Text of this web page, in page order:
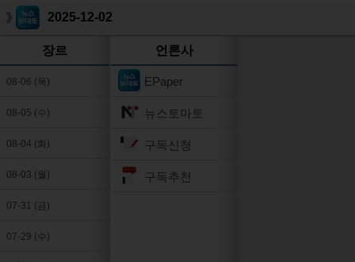
2025-12-02
장르
08-06 (목)
08-05 (수)
08-04 (화)
08-03 (월)
07-31 (금)
07-29 (수)
언론사
EPaper
뉴스토마토
구독신청
구독추천